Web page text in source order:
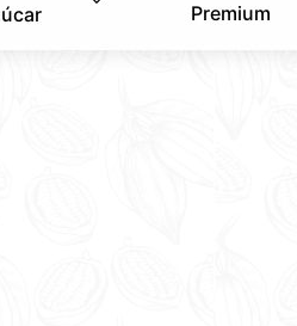
Premium